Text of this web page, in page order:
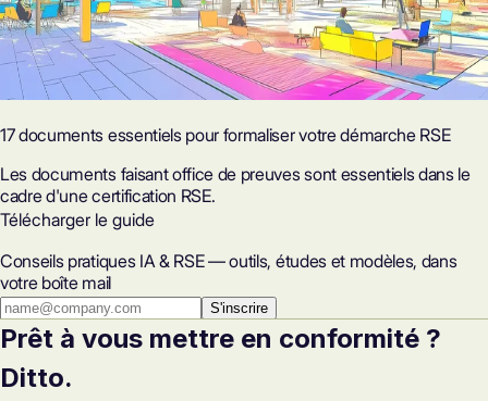
17 documents essentiels pour formaliser votre démarche RSE
Les documents faisant office de preuves sont essentiels dans le
cadre d'une certification RSE.
Télécharger le guide
Conseils pratiques IA & RSE — outils, études et modèles, dans
votre boîte mail
S'inscrire
Prêt à vous mettre en conformité ?
Ditto.